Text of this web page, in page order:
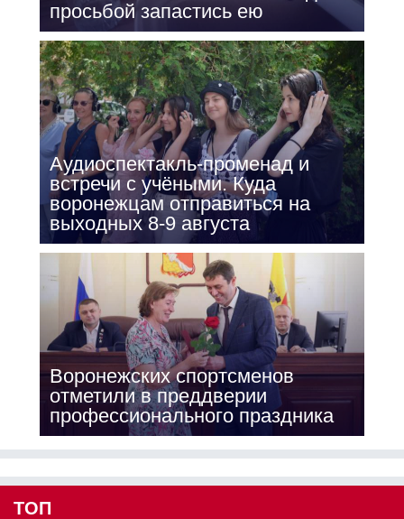
просьбой запастись ею
Аудиоспектакль-променад и
встречи с учёными. Куда
воронежцам отправиться на
выходных 8-9 августа
Воронежских спортсменов
отметили в преддверии
профессионального праздника
ТОП